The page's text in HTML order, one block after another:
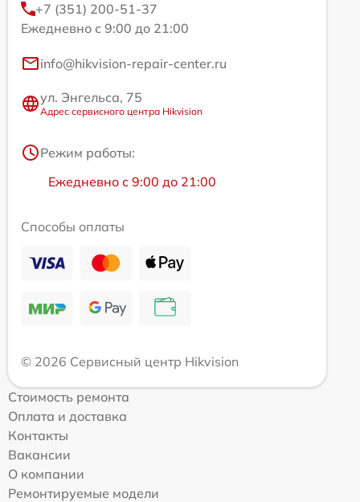
+7 (351) 200-51-37
Ежедневно с 9:00 до 21:00
info@hikvision-repair-center.ru
ул. Энгельса, 75
Адрес сервисного центра Hikvision
Режим работы:
Ежедневно с 9:00 до 21:00
Способы оплаты
© 2026 Сервисный центр Hikvision
Стоимость ремонта
Оплата и доставка
Контакты
Вакансии
О компании
Ремонтируемые модели